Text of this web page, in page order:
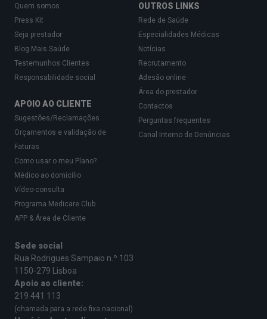
Quem somos
Press Kit
Seja prestador
Blog Mais Saúde
Testemunhos Clientes
Responsabilidade social
APOIO AO CLIENTE
Sugestões/Reclamações
Orçamentos e validação de
Faturas
Como usar o meu Plano?
Médico ao domicílio
Vídeo-consulta
Programa Medicare Club
APP & Área de Cliente
OUTROS LINKS
Rede de Saúde
Especialidades Médicas
Notícias
Recrutamento
Adesão online
Área do prestador
Contactos
Perguntas frequentes
Canal Interno de Denúncias
Sede social
Rua Rodrigues Sampaio n.º 103
1150-279 Lisboa
Apoio ao cliente:
219 441 113
(chamada para a rede fixa nacional)